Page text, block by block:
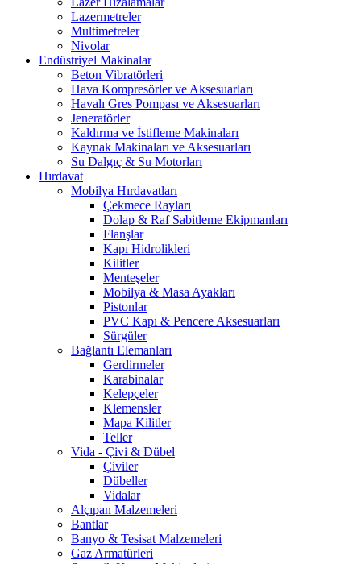
Lazermetreler
Multimetreler
Nivolar
Endüstriyel Makinalar
Beton Vibratörleri
Hava Kompresörler ve Aksesuarları
Havalı Gres Pompası ve Aksesuarları
Jeneratörler
Kaldırma ve İstifleme Makinaları
Kaynak Makinaları ve Aksesuarları
Su Dalgıç & Su Motorları
Hırdavat
Mobilya Hırdavatları
Çekmece Rayları
Dolap & Raf Sabitleme Ekipmanları
Flanşlar
Kapı Hidrolikleri
Kilitler
Menteşeler
Mobilya & Masa Ayakları
Pistonlar
PVC Kapı & Pencere Aksesuarları
Sürgüler
Bağlantı Elemanları
Gerdirmeler
Karabinalar
Kelepçeler
Klemensler
Mapa Kilitler
Teller
Vida - Çivi & Dübel
Çiviler
Dübeller
Vidalar
Alçıpan Malzemeleri
Bantlar
Banyo & Tesisat Malzemeleri
Gaz Armatürleri